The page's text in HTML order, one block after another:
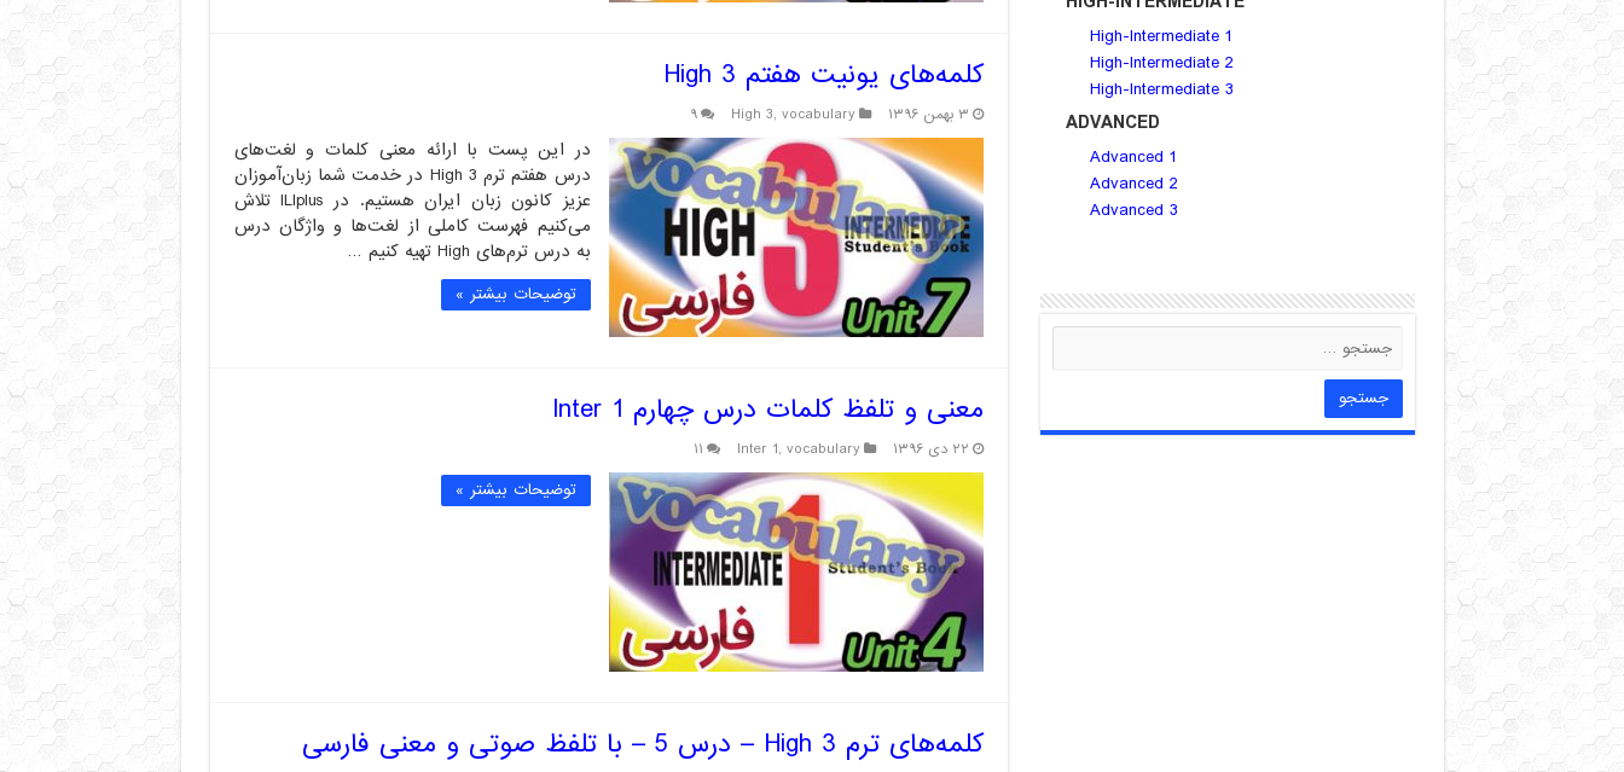
کلمه‌های یونیت هفتم High 3
۳ بهمن ۱۳۹۶ High 3, vocabulary ۹
در این پست با ارائه معنی کلمات و لغت‌های
درس هفتم ترم High 3 در خدمت شما زبان‌آموزان
عزیز کانون زبان ایران هستیم. در ILIplus تلاش
می‌کنیم فهرست کاملی از لغت‌ها و واژگان درس
به درس ترم‌های High تهیه کنیم …
توضیحات بیشتر »
معنی و تلفظ کلمات درس چهارم Inter 1
۲۲ دی ۱۳۹۶ Inter 1, vocabulary ۱۱
توضیحات بیشتر »
کلمه‌های ترم High 3 – درس 5 – با تلفظ صوتی و معنی فارسی
High-Intermediate 1
High-Intermediate 2
High-Intermediate 3
ADVANCED
Advanced 1
Advanced 2
Advanced 3